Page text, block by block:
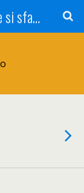
Restaurant si Mancare Retete si sfaturi Picant bun si rapid